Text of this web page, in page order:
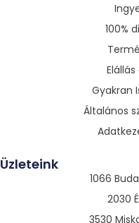
100%
Gyakran
Általános
Üzleteink
1066
2030
3530